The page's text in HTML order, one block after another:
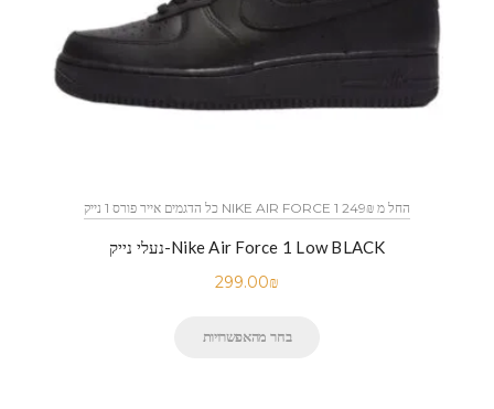
כל הדגמים אייר פורס 1 נייק NIKE AIR FORCE 1 החל מ 249₪
נעלי נייק-Nike Air Force 1 Low BLACK
299.00₪
בחר מהאפשרויות